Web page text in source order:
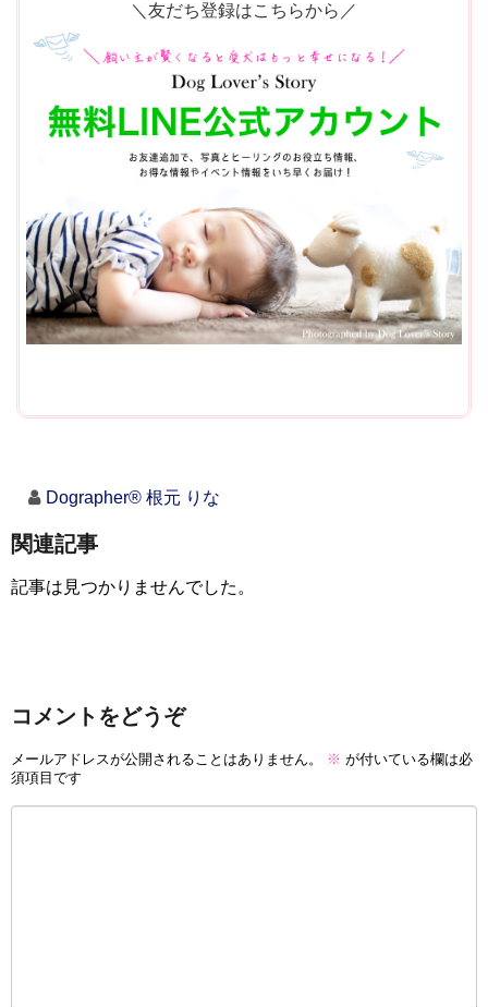
＼友だち登録はこちらから／
Dographer® 根元 りな
関連記事
記事は見つかりませんでした。
コメントをどうぞ
メールアドレスが公開されることはありません。 ※ が付いている欄は必
須項目です